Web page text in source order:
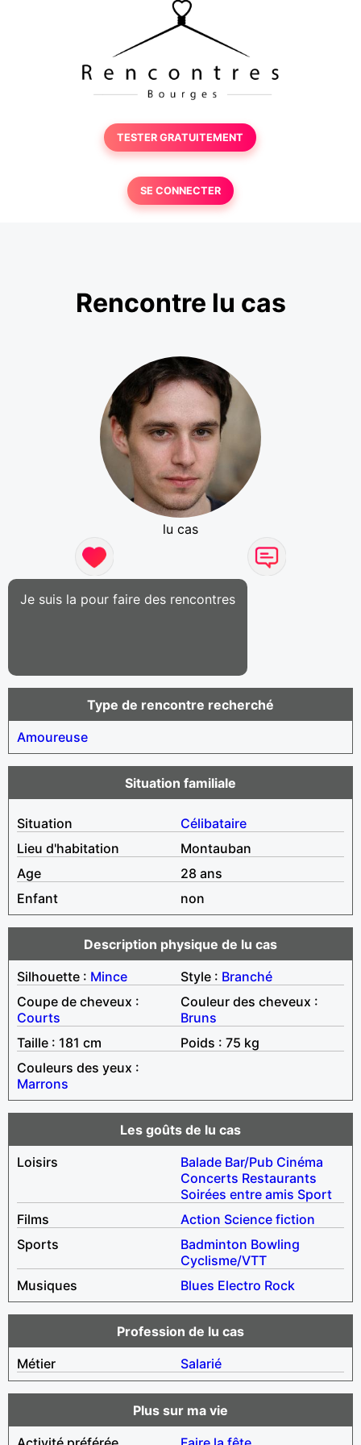
TESTER GRATUITEMENT
SE CONNECTER
Rencontre lu cas
lu cas
Je suis la pour faire des rencontres
Type de rencontre recherché
Amoureuse
Situation familiale
Situation
Célibataire
Lieu d'habitation
Montauban
Age
28 ans
Enfant
non
Description physique de lu cas
Silhouette : Mince Style : Branché
Coupe de cheveux :
Courts
Couleur des cheveux :
Bruns
Taille : 181 cm
Poids : 75 kg
Couleurs des yeux :
Marrons
Les goûts de lu cas
Loisirs
Balade Bar/Pub Cinéma
Concerts Restaurants
Soirées entre amis Sport
Films
Action Science fiction
Sports
Badminton Bowling
Cyclisme/VTT
Musiques
Blues Electro Rock
Profession de lu cas
Métier
Salarié
Plus sur ma vie